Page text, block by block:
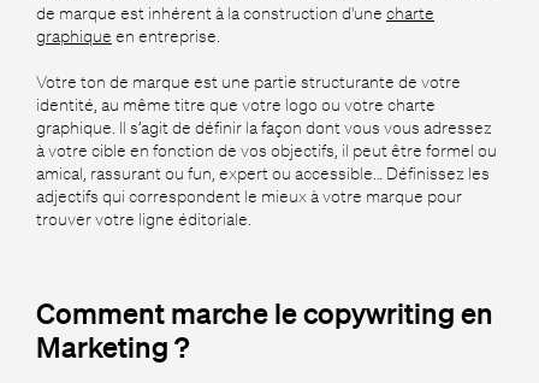
de marque est inhérent à la construction d'une charte
graphique en entreprise.
Votre ton de marque est une partie structurante de votre
identité, au même titre que votre logo ou votre charte
graphique. Il s’agit de définir la façon dont vous vous adressez
à votre cible en fonction de vos objectifs, il peut être formel ou
amical, rassurant ou fun, expert ou accessible… Définissez les
adjectifs qui correspondent le mieux à votre marque pour
trouver votre ligne éditoriale.
Comment marche le copywriting en
Marketing ?